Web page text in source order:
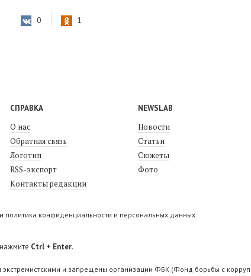
0 1
СПРАВКА
О нас
Обратная связь
Логотип
RSS-экспорт
Контакты редакции
NEWSLAB
Новости
Статьи
Сюжеты
Фото
политика конфиденциальности и персональных данных
Ctrl + Enter.
экстремистскими и запрещены организации ФБК (Фонд борьбы с